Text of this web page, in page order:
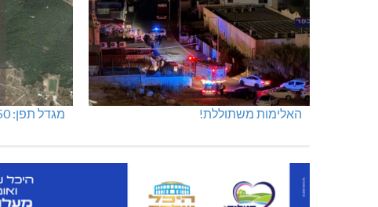
האלימות משתוללת! מגדל תפן: 350 דונם במתחם חדש